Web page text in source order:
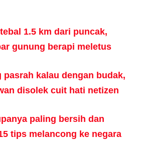
1.5 km dari puncak,
gunung berapi meletus
pasrah kalau dengan budak,
disolek cuit hati netizen
paling bersih dan
tips melancong ke negara